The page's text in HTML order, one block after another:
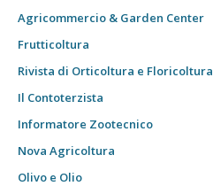
Agricommercio & Garden Center
Frutticoltura
Rivista di Orticoltura e Floricoltura
Il Contoterzista
Informatore Zootecnico
Nova Agricoltura
Olivo e Olio